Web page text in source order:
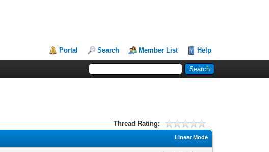
Portal Search Member List Help
Thread Rating:
Linear Mode